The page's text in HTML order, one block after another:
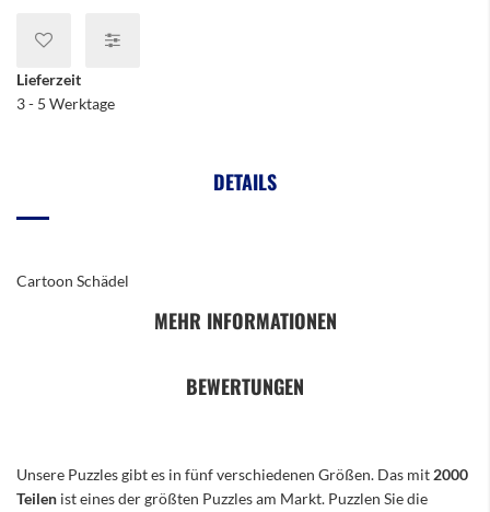
Lieferzeit
3 - 5 Werktage
DETAILS
Cartoon Schädel
MEHR INFORMATIONEN
BEWERTUNGEN
Unsere Puzzles gibt es in fünf verschiedenen Größen. Das mit 2000
Teilen ist eines der größten Puzzles am Markt. Puzzlen Sie die